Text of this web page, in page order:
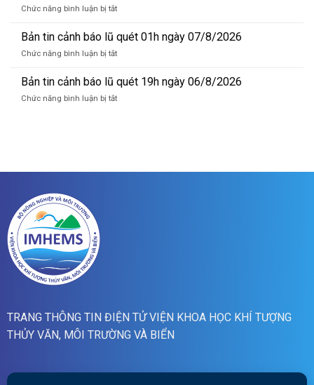
Hồng_IMHEMS_08.08.2026
báo
sông
Hồng_IMHEMS_07.08.2026
Chức năng bình luận bị tắtở
tin
báo
quét
07h
Bản tin cảnh báo lũ quét 01h ngày 07/8/2026
Chức năng bình luận bị tắtở
tin
báo
Bản tin cảnh báo lũ quét 19h ngày 06/8/2026
Chức năng bình luận bị tắtở
quét
TRANG THÔNG TIN ĐIỆN TỬ VIỆN KHOA HỌC KHÍ TƯỢNG
THỦY VĂN, MÔI TRƯỜNG VÀ BIỂN